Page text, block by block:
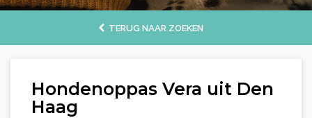
TERUG NAAR ZOEKEN
Hondenoppas Vera uit Den
Haag